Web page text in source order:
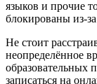
языков и прочие
блокированы из-
Не стоит
неопределённое
записаться на